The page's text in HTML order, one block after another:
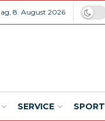
8. August 2026
SERVICE SPORT